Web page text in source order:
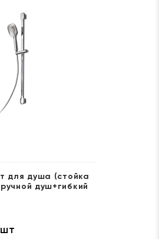
для душа (стойка
душ+гибкий